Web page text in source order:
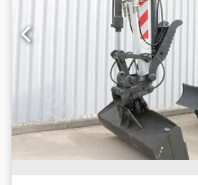
mecánico Función
Sin documentación